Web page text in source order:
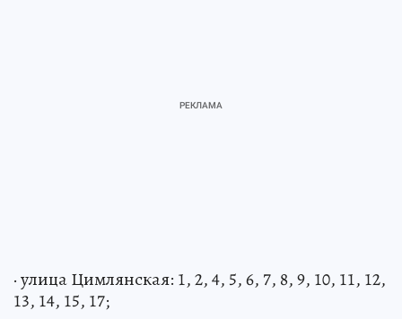
· улица Цимлянская: 1, 2, 4, 5, 6, 7, 8, 9, 10, 11, 12,
13, 14, 15, 17;